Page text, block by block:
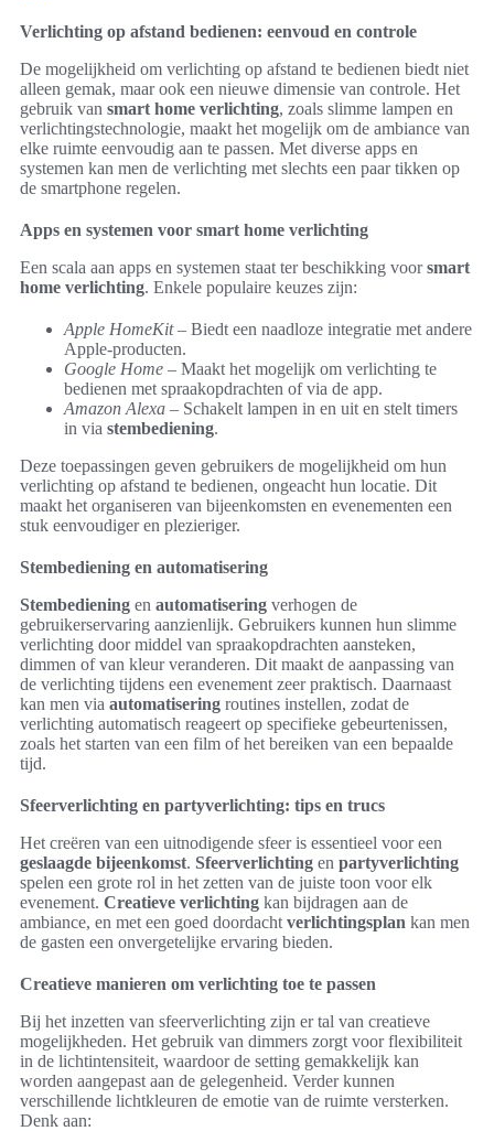
Verlichting op afstand bedienen: eenvoud en controle
De mogelijkheid om verlichting op afstand te bedienen biedt niet
alleen gemak, maar ook een nieuwe dimensie van controle. Het
gebruik van smart home verlichting, zoals slimme lampen en
verlichtingstechnologie, maakt het mogelijk om de ambiance van
elke ruimte eenvoudig aan te passen. Met diverse apps en
systemen kan men de verlichting met slechts een paar tikken op
de smartphone regelen.
Apps en systemen voor smart home verlichting
Een scala aan apps en systemen staat ter beschikking voorsmart
home verlichting. Enkele populaire keuzes zijn:
Apple HomeKit– Biedt een naadloze integratie met andere
Apple-producten.
Google Home – Maakt het mogelijk om verlichting te
bedienen met spraakopdrachten of via de app.
Amazon Alexa – Schakelt lampen in en uit en stelt timers
in via stembediening.
Deze toepassingen geven gebruikers de mogelijkheid om hun
verlichting op afstand te bedienen, ongeacht hun locatie. Dit
maakt het organiseren van bijeenkomsten en evenementen een
stuk eenvoudiger en plezieriger.
Stembediening en automatisering
Stembediening en automatisering verhogen de
gebruikerservaring aanzienlijk. Gebruikers kunnen hun slimme
verlichting door middel van spraakopdrachten aansteken,
dimmen of van kleur veranderen. Dit maakt de aanpassing van
de verlichting tijdens een evenement zeer praktisch. Daarnaast
kan men via automatisering routines instellen, zodat de
verlichting automatisch reageert op specifieke gebeurtenissen,
zoals het starten van een film of het bereiken van een bepaalde
tijd.
Sfeerverlichting en partyverlichting: tips en trucs
Het creëren van een uitnodigende sfeer is essentieel voor een
geslaagde bijeenkomst. Sfeerverlichting en partyverlichting
spelen een grote rol in het zetten van de juiste toon voor elk
evenement. Creatieve verlichting kan bijdragen aan de
ambiance, en met een goed doordacht verlichtingsplan kan men
de gasten een onvergetelijke ervaring bieden.
Creatieve manieren om verlichting toe te passen
Bij het inzetten van sfeerverlichting zijn er tal van creatieve
mogelijkheden. Het gebruik van dimmers zorgt voor flexibiliteit
in de lichtintensiteit, waardoor de setting gemakkelijk kan
worden aangepast aan de gelegenheid. Verder kunnen
verschillende lichtkleuren de emotie van de ruimte versterken.
Denk aan: